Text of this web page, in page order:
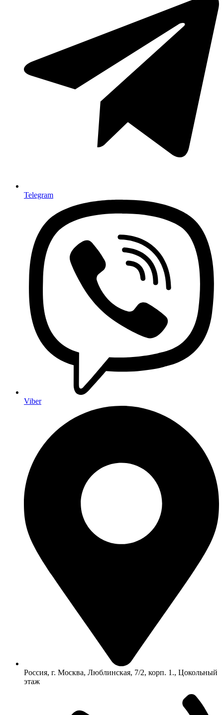
Telegram
Viber
Россия, г. Москва, Люблинская, 7/2, корп. 1., Цокольный
этаж